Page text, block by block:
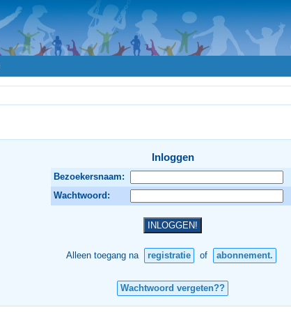
Inloggen
Bezoekersnaam:
Wachtwoord:
Alleen toegang na registratie of abonnement.
Wachtwoord vergeten??